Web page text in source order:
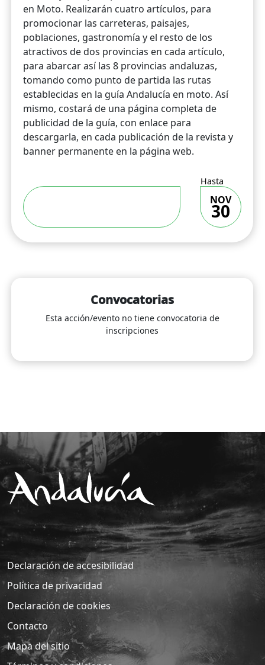
Convocatorias
Esta acción/evento no tiene convocatoria de
inscripciones
en Moto. Realizarán cuatro artículos, para
promocionar las carreteras, paisajes,
poblaciones, gastronomía y el resto de los
atractivos de dos provincias en cada artículo,
para abarcar así las 8 provincias andaluzas,
tomando como punto de partida las rutas
establecidas en la guía Andalucía en moto. Así
mismo, costará de una página completa de
publicidad de la guía, con enlace para
descargarla, en cada publicación de la revista y
banner permanente en la página web.
Hasta
NOV
30
Declaración de accesibilidad
Política de privacidad
Declaración de cookies
Contacto
Mapa del sitio